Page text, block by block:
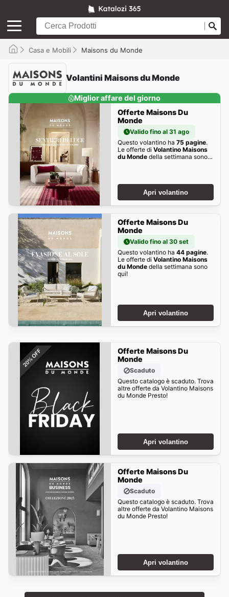
Casa e Mobili Maisons du Monde
Volantini Maisons du Monde
Miglior affare del giorno
Offerte Maisons Du
Monde
Valido fino al 31 ago
Questo volantino ha 75 pagine.
Le offerte di Volantino Maisons
du Mondedella settimana sono
Apri volantino
Offerte Maisons Du
Monde
Valido fino al 30 set
Questo volantino ha 44 pagine.
Le offerte di Volantino Maisons
du Mondedella settimana sono
qui!
Apri volantino
Offerte Maisons Du
Monde
Scaduto
Questo catalogo è scaduto. Trova
altre offerte da Volantino Maisons
du Monde Presto!
Apri volantino
Offerte Maisons Du
Monde
Scaduto
Questo catalogo è scaduto. Trova
altre offerte da Volantino Maisons
du Monde Presto!
Apri volantino